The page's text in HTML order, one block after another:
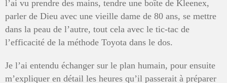
l’ai vu prendre des mains, tendre une boîte de Kleenex,
parler de Dieu avec une vieille dame de 80 ans, se mettre
dans la peau de l’autre, tout cela avec le tic-tac de
l’efficacité de la méthode Toyota dans le dos.
Je l’ai entendu échanger sur le plan humain, pour ensuite
m’expliquer en détail les heures qu’il passerait à préparer